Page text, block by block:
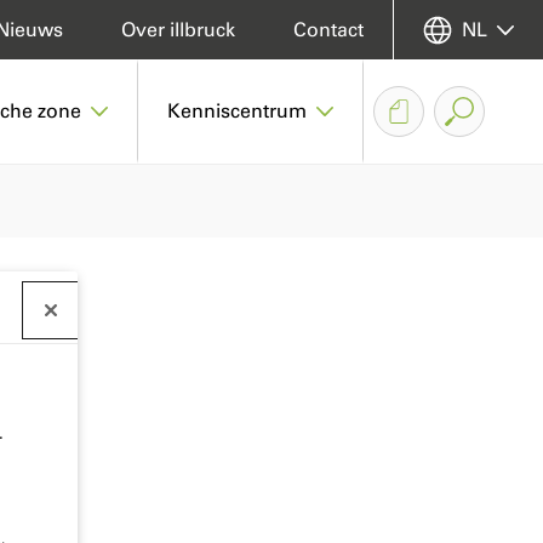
zone Kenniscentrum
Over illbruck Contact NL